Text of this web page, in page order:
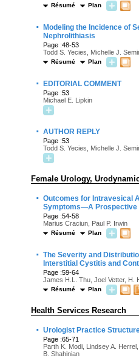
Résumé Plan
·
Modeling the Incidence of
Nephrolithiasis
Page :48-53
Todd S. Yecies, Michelle J.
Résumé Plan
· EDITORIAL COMMENT
Page :53
Michael E. Lipkin
· AUTHOR REPLY
Page :53
Todd S. Yecies, Michelle J.
Female Urology,
· Outcomes for Intravesical
Symptoms—A Prospective
Page :54-58
Marius Craciun, Paul P. Irwin
Résumé Plan
· The Severity and
Interstitial Cystitis and
Page :59-64
James H.L. Thu, Joel Vetter, H.
Résumé Plan
Health Services Research
· Urologist Practice
Page :65-71
Parth K. Modi, Lindsey A.
B. Shahinian